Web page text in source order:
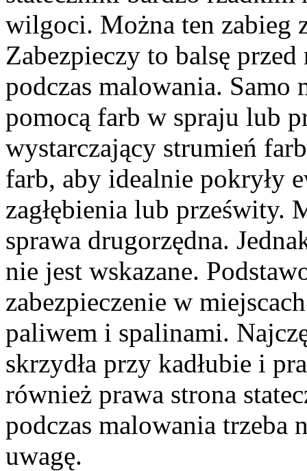
wilgoci. Można ten zabieg
Zabezpieczy to balsę
podczas malowania.
pomocą farb w spraju lub
wystarczający strumień
farb, aby idealnie pokryły
zagłębienia lub prześwity.
sprawa drugorzędna.
nie jest wskazane.
zabezpieczenie w
paliwem i spalinami.
skrzydła przy kadłubie i
również prawa strona
podczas malowania trzeba
uwagę.